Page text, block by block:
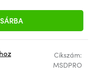
Cikszám:
MSDPRO